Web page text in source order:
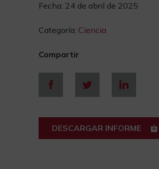
Fecha: 24 de abril de 2025
Categoría: Ciencia
Compartir
DESCARGAR INFORME